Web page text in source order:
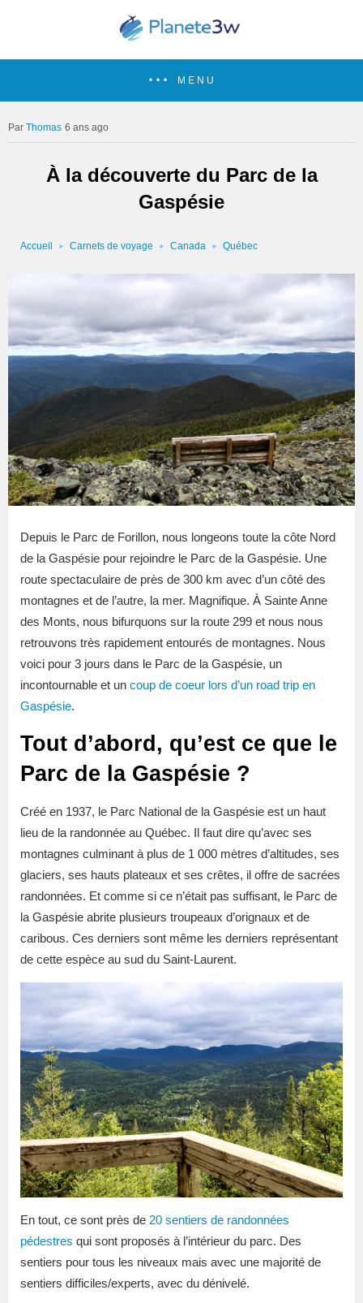
MENU
Thomas 6 ans ago
À la découverte du Parc de la
Gaspésie
Accueil Carnets de voyage Canada Québec
Depuis le Parc de Forillon, nous longeons toute la côte Nord
de la Gaspésie pour rejoindre le Parc de la Gaspésie. Une
route spectaculaire de près de 300 km avec d’un côté des
montagnes et de l’autre, la mer. Magnifique. À Sainte Anne
des Monts, nous bifurquons sur la route 299 et nous nous
retrouvons très rapidement entourés de montagnes. Nous
voici pour 3 jours dans le Parc de la Gaspésie, un
incontournable et un coup de coeur lors d’un road trip en
Gaspésie.
Tout d’abord, qu’est ce que le
Parc de la Gaspésie ?
Créé en 1937, le Parc National de la Gaspésie est un haut
lieu de la randonnée au Québec. Il faut dire qu’avec ses
montagnes culminant à plus de 1 000 mètres d’altitudes, ses
glaciers, ses hauts plateaux et ses crêtes, il offre de sacrées
randonnées. Et comme si ce n’était pas suffisant, le Parc de
la Gaspésie abrite plusieurs troupeaux d’orignaux et de
caribous. Ces derniers sont même les derniers représentant
de cette espèce au sud du Saint-Laurent.
En tout, ce sont près de 20 sentiers de randonnées
pédestres qui sont proposés à l’intérieur du parc. Des
sentiers pour tous les niveaux mais avec une majorité de
sentiers difficiles/experts, avec du dénivelé.